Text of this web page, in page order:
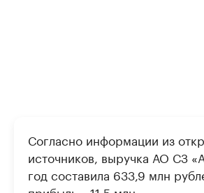
Согласно информации из
источников, выручка АО СЗ
год составила 633,9 млн